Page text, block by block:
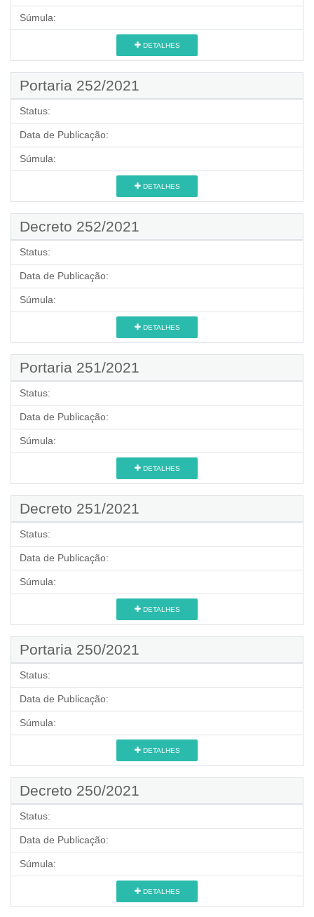
Súmula:
DETALHES
Portaria 252/2021
Status:
Data de Publicação:
Súmula:
DETALHES
Decreto 252/2021
Status:
Data de Publicação:
Súmula:
DETALHES
Portaria 251/2021
Status:
Data de Publicação:
Súmula:
DETALHES
Decreto 251/2021
Status:
Data de Publicação:
Súmula:
DETALHES
Portaria 250/2021
Status:
Data de Publicação:
Súmula:
DETALHES
Decreto 250/2021
Status:
Data de Publicação:
Súmula:
DETALHES